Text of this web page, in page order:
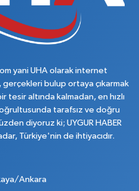
yani UHA olarak internet
gerçekleri bulup ortaya çıkarmak
altında kalmadan, en hızlı
tarafsız ve doğru
diyoruz ki; UYGUR HABER
Türkiye'nin de ihtiyacıdır.
Ankara